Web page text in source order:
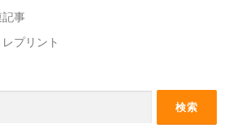
事
プリント